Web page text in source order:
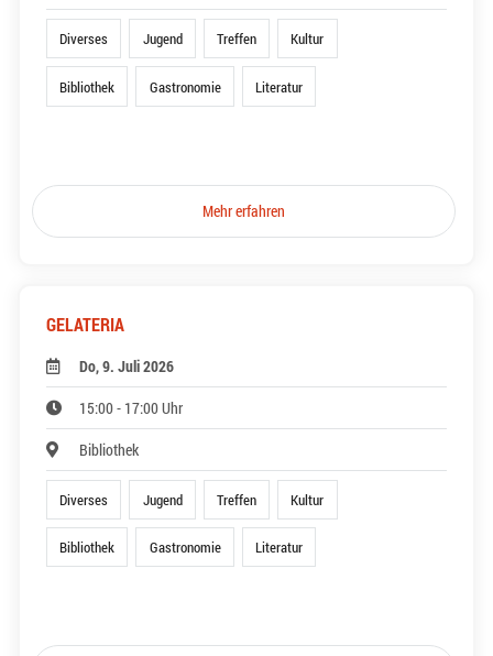
Diverses Jugend Treffen Kultur
Bibliothek Gastronomie Literatur
Mehr erfahren
GELATERIA
Do, 9. Juli 2026
15:00 - 17:00 Uhr
Bibliothek
Diverses Jugend Treffen Kultur
Bibliothek Gastronomie Literatur